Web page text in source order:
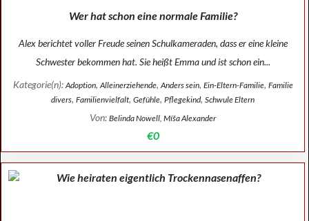
Wer hat schon eine normale Familie?
Alex berichtet voller Freude seinen Schulkameraden, dass er eine kleine
Schwester bekommen hat. Sie heißt Emma und ist schon ein...
Kategorie(n):Adoption, Alleinerziehende, Anders sein, Ein-Eltern-Familie, Familie
divers, Familienvielfalt, Gefühle, Pflegekind, Schwule Eltern
Von: Belinda Nowell, Míša Alexander
€0